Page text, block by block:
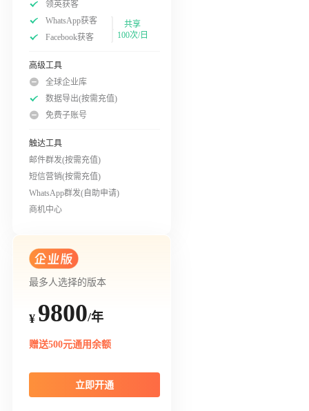
领英获客
WhatsApp获客
Facebook获客
共享
100次/日
高级工具
全球企业库
数据导出(按需充值)
免费子账号
触达工具
邮件群发(按需充值)
短信营销(按需充值)
WhatsApp群发(自助申请)
商机中心
最多人选择的版本
¥ 9800/年
赠送500元通用余额
立即开通